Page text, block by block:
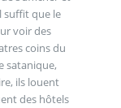
suffit que le
voir des
coins du
satanique,
ils louent
des hôtels